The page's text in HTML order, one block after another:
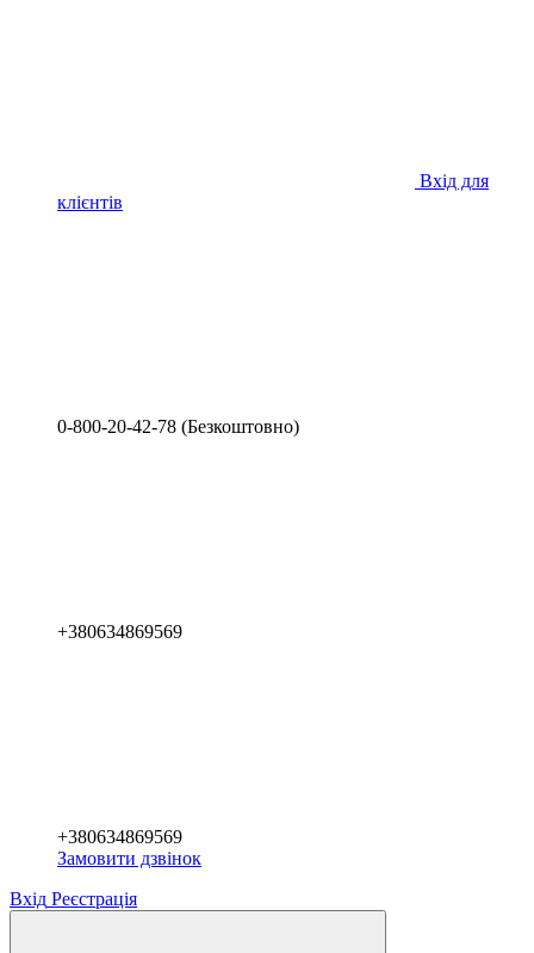
Вхід для
клієнтів
0-800-20-42-78 (Безкоштовно)
+380634869569
+380634869569
Замовити дзвінок
Вхід Реєстрація